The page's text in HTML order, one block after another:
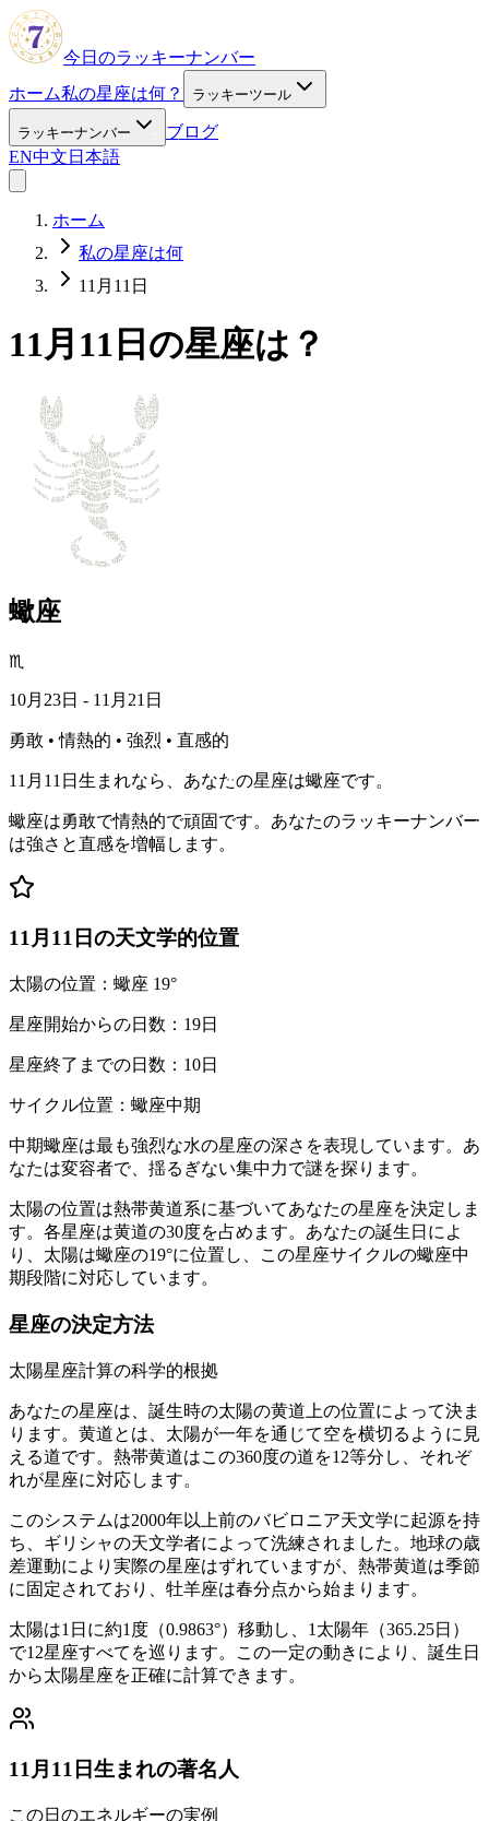
今日のラッキーナンバー
ホーム私の星座は何？ ラッキーツール
ラッキーナンバー
ブログ
EN中文 日本語
ホーム
私の星座は何
11月11日
11月11日の星座は？
蠍座
♏
10月23日 - 11月21日
勇敢 • 情熱的 • 強烈 • 直感的
11月11日生まれなら、あなたの星座は蠍座です。
蠍座は勇敢で情熱的で頑固です。あなたのラッキーナンバー
は強さと直感を増幅します。
11月11日の天文学的位置
太陽の位置：蠍座 19°
星座開始からの日数：19日
星座終了までの日数：10日
サイクル位置：蠍座中期
中期蠍座は最も強烈な水の星座の深さを表現しています。あ
なたは変容者で、揺るぎない集中力で謎を探ります。
太陽の位置は熱帯黄道系に基づいてあなたの星座を決定しま
す。各星座は黄道の30度を占めます。あなたの誕生日によ
り、太陽は蠍座の19°に位置し、この星座サイクルの蠍座中
期段階に対応しています。
星座の決定方法
太陽星座計算の科学的根拠
あなたの星座は、誕生時の太陽の黄道上の位置によって決ま
ります。黄道とは、太陽が一年を通じて空を横切るように見
える道です。熱帯黄道はこの360度の道を12等分し、それぞ
れが星座に対応します。
このシステムは2000年以上前のバビロニア天文学に起源を持
ち、ギリシャの天文学者によって洗練されました。地球の歳
差運動により実際の星座はずれていますが、熱帯黄道は季節
に固定されており、牡羊座は春分点から始まります。
太陽は1日に約1度（0.9863°）移動し、1太陽年（365.25日）
で12星座すべてを巡ります。この一定の動きにより、誕生日
から太陽星座を正確に計算できます。
11月11日生まれの著名人
この日のエネルギーの実例